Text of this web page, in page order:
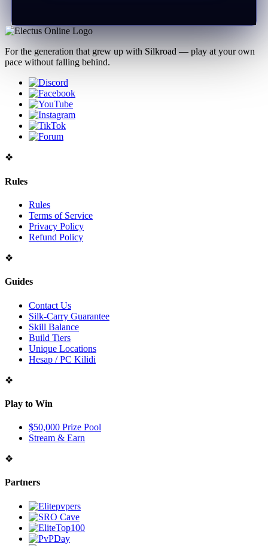
🔊 TAP ANYWHERE FOR SOUND
For the generation that grew up with Silkroad — play at your own
pace without falling behind.
❖
Rules
Rules
Terms of Service
Privacy Policy
Refund Policy
❖
Guides
Contact Us
Silk-Carry Guarantee
Skill Balance
Build Tiers
Unique Locations
Hesap / PC Kilidi
❖
Play to Win
$50,000 Prize Pool
Stream & Earn
❖
Partners